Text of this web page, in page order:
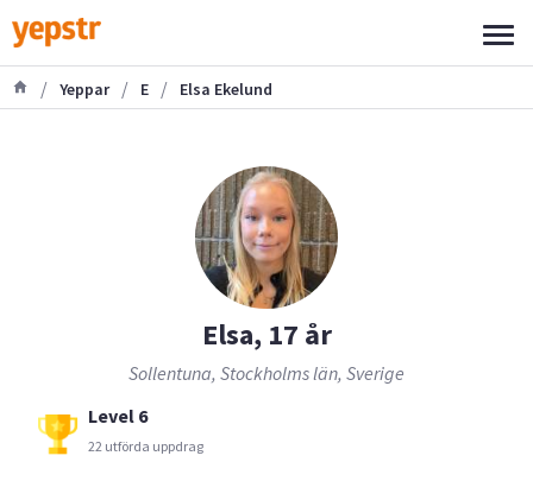
/ Yeppar / E / Elsa Ekelund
Elsa, 17 år
Sollentuna, Stockholms län, Sverige
Level 6
22 utförda uppdrag